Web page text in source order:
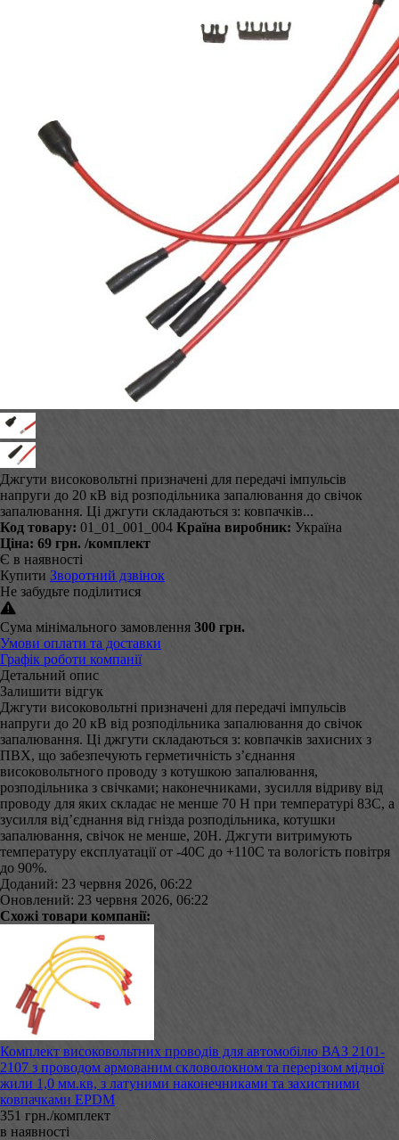
Джгути високовольтні призначені для передачі імпульсів
напруги до 20 кВ від розподільника запалювання до свічок
запалювання. Ці джгути складаються з: ковпачків...
Код товару: 01_01_001_004 Країна виробник: Україна
Ціна: 69 грн. /комплект
Є в наявності
Купити Зворотний дзвінок
Не забудьте поділитися
Сума мінімального замовлення 300 грн.
Умови оплати та доставки
Графік роботи компанії
Детальний опис
Залишити відгук
Джгути високовольтні призначені для передачі імпульсів
напруги до 20 кВ від розподільника запалювання до свічок
запалювання. Ці джгути складаються з: ковпачків захисних з
ПВХ, що забезпечують герметичність з’єднання
високовольтного проводу з котушкою запалювання,
розподільника з свічками; наконечниками, зусилля відриву від
проводу для яких складає не менше 70 Н при температурі 83С, а
зусилля від’єднання від гнізда розподільника, котушки
запалювання, свічок не менше, 20Н. Джгути витримують
температуру експлуатації от -40С до +110С та вологість повітря
до 90%.
Доданий: 23 червня 2026, 06:22
Оновлений: 23 червня 2026, 06:22
Схожі товари компанії:
Комплект високовольтних проводів для автомобілю ВАЗ 2101-
2107 з проводом армованим скловолокном та перерізом мідної
жили 1,0 мм.кв, з латуними наконечниками та захистними
ковпачками EPDM
351 грн./комплект
в наявності